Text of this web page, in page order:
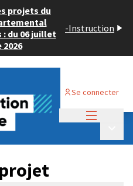
projets du
: du 06 juillet
2026
-Instruction
Se connecter